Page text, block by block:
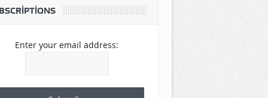
Enter your email address: